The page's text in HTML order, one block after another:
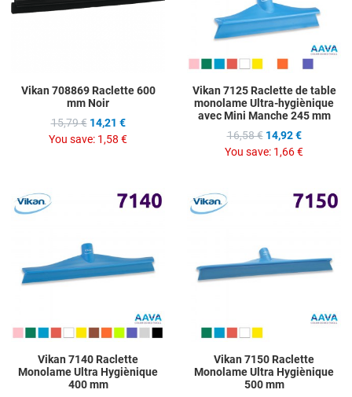
Vikan 708869 Raclette 600
mm Noir
15,79 € 14,21 €
You save: 1,58 €
Vikan 7125 Raclette de table
monolame Ultra-hygiènique
avec Mini Manche 245 mm
16,58 € 14,92 €
You save: 1,66 €
Add to Wishlist
Quick View
Vikan 7140 Raclette
Monolame Ultra Hygiènique
400 mm
Vikan 7150 Raclette
Monolame Ultra Hygiènique
500 mm